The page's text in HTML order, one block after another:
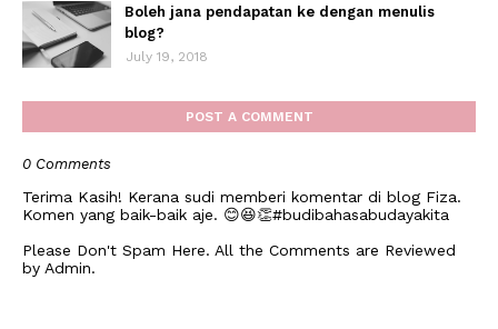
Boleh jana pendapatan ke dengan menulis
blog?
July 19, 2018
POST A COMMENT
0 Comments
Terima Kasih! Kerana sudi memberi komentar di blog Fiza.
Komen yang baik-baik aje. 😊😆👏#budibahasabudayakita
Please Don't Spam Here. All the Comments are Reviewed
by Admin.